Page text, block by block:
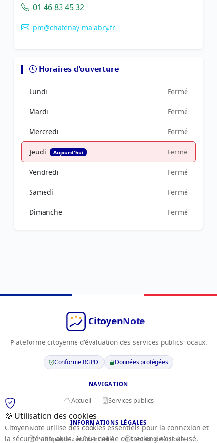
01 46 83 45 32
pm@chatenay-malabry.fr
Horaires d'ouverture
Lundi Fermé
Mardi Fermé
Mercredi Fermé
Jeudi Aujourd'hui Fermé
Vendredi Fermé
Samedi Fermé
Dimanche Fermé
Plateforme citoyenne d'évaluation des services publics locaux.
Conforme RGPD Données protégées
NAVIGATION
Accueil Services publics
INFORMATIONS LÉGALES
Politique de confidentialité Gestion des cookies
🍪 Utilisation des cookies
CitoyenNote utilise des cookies essentiels pour la connexion et
la sécurité anti-abus. Aucun cookie de tracking n'est utilisé.